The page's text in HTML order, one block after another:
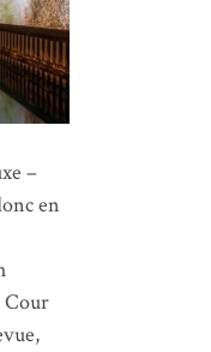
–
en
Cour